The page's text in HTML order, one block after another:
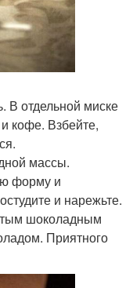
В отдельной миске
кофе. Взбейте,
массы.
форму и
и нарежьте.
шоколадным
Приятного